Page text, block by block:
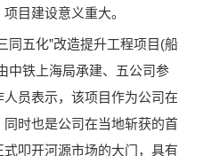
目建设意义重大。
同五化”改造提升工程项目(船
中铁上海局承建、五公司参
员表示，该项目作为公司在
时也是公司在当地斩获的首
叩开河源市场的大门，具有